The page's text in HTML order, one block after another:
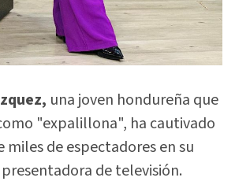
una joven hondureña que
"expalillona", ha cautivado
miles de espectadores en su
de televisión.